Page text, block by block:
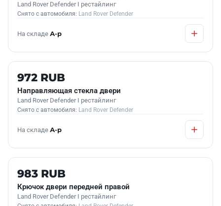
Land Rover Defender I рестайлинг
Снято с автомобиля: Land Rover Defender
На складе А-р
Б/У В НАЛИЧИИ
972 RUB
Направляющая стекла двери
Land Rover Defender I рестайлинг
Снято с автомобиля: Land Rover Defender
На складе А-р
Б/У В НАЛИЧИИ
983 RUB
Крючок двери передней правой
Land Rover Defender I рестайлинг